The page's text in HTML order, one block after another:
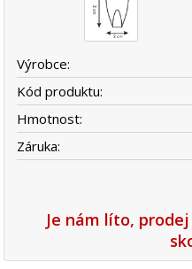
Výrobce:
Kód produktu:
Hmotnost:
Záruka:
Je nám líto,